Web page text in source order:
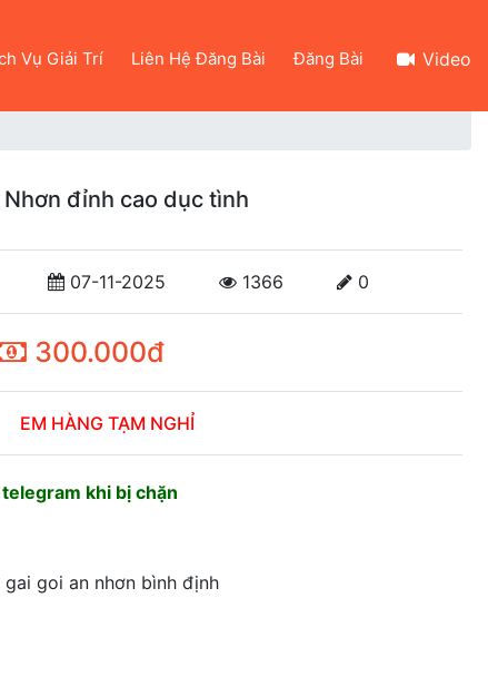
Vụ Giải Trí Liên Hệ Đăng Bài Đăng Bài
Video
đỉnh cao dục tình
07-11-2025 1366 0
300.000đ
EM HÀNG TẠM NGHỈ
khi bị chặn
gai goi an nhơn bình định